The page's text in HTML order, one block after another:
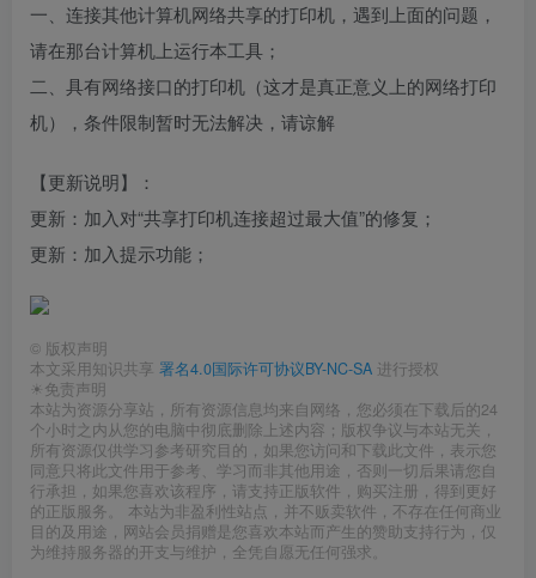
一、连接其他计算机网络共享的打印机，遇到上面的问题，
请在那台计算机上运行本工具；
二、具有网络接口的打印机（这才是真正意义上的网络打印
机），条件限制暂时无法解决，请谅解
【更新说明】：
更新：加入对“共享打印机连接超过最大值”的修复；
更新：加入提示功能；
© 版权声明
本文采用知识共享 署名4.0国际许可协议BY-NC-SA 进行授权
☀免责声明
本站为资源分享站，所有资源信息均来自网络，您必须在下载后的24
个小时之内从您的电脑中彻底删除上述内容；版权争议与本站无关，
所有资源仅供学习参考研究目的，如果您访问和下载此文件，表示您
同意只将此文件用于参考、学习而非其他用途，否则一切后果请您自
行承担，如果您喜欢该程序，请支持正版软件，购买注册，得到更好
的正版服务。 本站为非盈利性站点，并不贩卖软件，不存在任何商业
目的及用途，网站会员捐赠是您喜欢本站而产生的赞助支持行为，仅
为维持服务器的开支与维护，全凭自愿无任何强求。